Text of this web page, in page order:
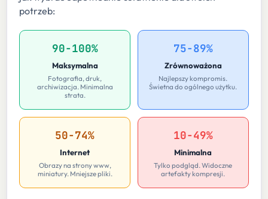
potrzeb:
90-100%
Maksymalna
Fotografia, druk,
archiwizacja. Minimalna
strata.
75-89%
Zrównoważona
Najlepszy kompromis.
Świetna do ogólnego użytku.
50-74%
Internet
Obrazy na strony www,
miniatury. Mniejsze pliki.
10-49%
Minimalna
Tylko podgląd. Widoczne
artefakty kompresji.